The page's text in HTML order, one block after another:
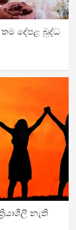
දේපළ බුද්ධ
නැති